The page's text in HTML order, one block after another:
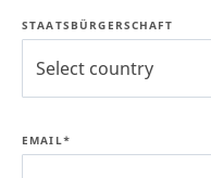
STAATSBÜRGERSCHAFT
Select country
EMAIL*